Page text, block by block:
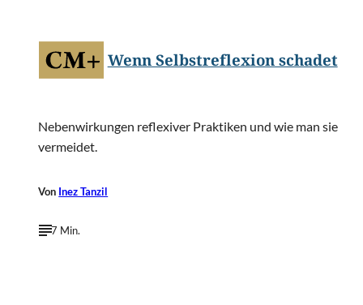
Wenn Selbstreflexion schadet
Nebenwirkungen reflexiver Praktiken und wie man sie
vermeidet.
Von Inez Tanzil
7 Min.